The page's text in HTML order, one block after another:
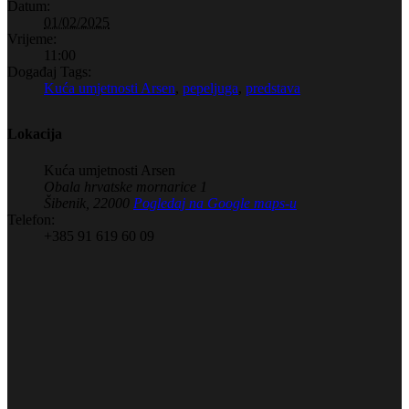
Datum:
01/02/2025
Vrijeme:
11:00
Događaj Tags:
Kuća umjetnosti Arsen, pepeljuga, predstava
Lokacija
Kuća umjetnosti Arsen
Obala hrvatske mornarice 1
Šibenik
22000 Pogledaj na Google maps-u
Telefon:
+385 91 619 60 09